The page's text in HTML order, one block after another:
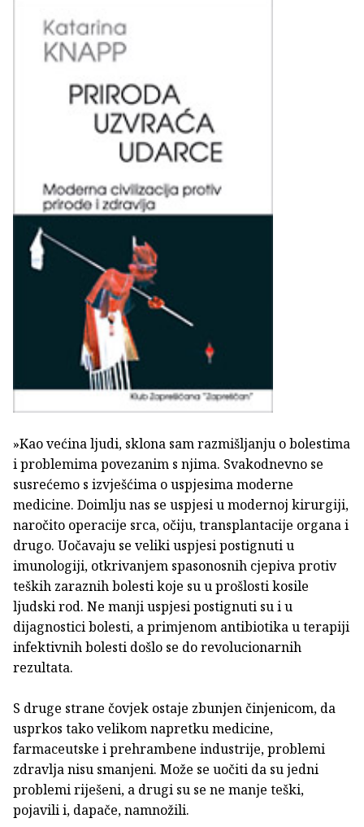
»Kao većina ljudi, sklona sam razmišljanju o bolestima
i problemima povezanim s njima. Svakodnevno se
susrećemo s izvješćima o uspjesima moderne
medicine. Doimlju nas se uspjesi u modernoj kirurgiji,
naročito operacije srca, očiju, transplantacije organa i
drugo. Uočavaju se veliki uspjesi postignuti u
imunologiji, otkrivanjem spasonosnih cjepiva protiv
teških zaraznih bolesti koje su u prošlosti kosile
ljudski rod. Ne manji uspjesi postignuti su i u
dijagnostici bolesti, a primjenom antibiotika u terapiji
infektivnih bolesti došlo se do revolucionarnih
rezultata.
S druge strane čovjek ostaje zbunjen činjenicom, da
usprkos tako velikom napretku medicine,
farmaceutske i prehrambene industrije, problemi
zdravlja nisu smanjeni. Može se uočiti da su jedni
problemi riješeni, a drugi su se ne manje teški,
pojavili i, dapače, namnožili.